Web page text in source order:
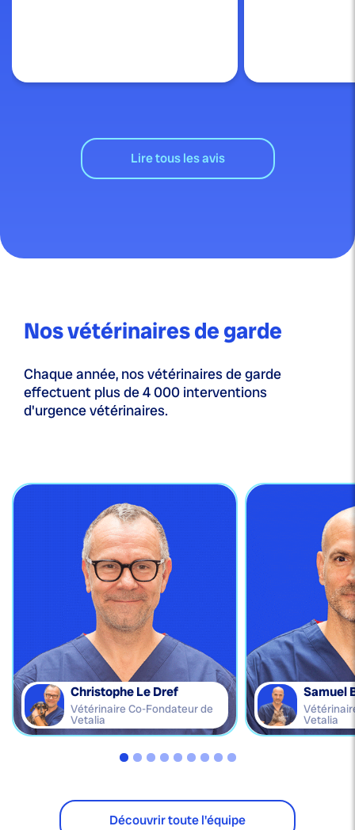
Lire tous les avis
Nos vétérinaires de garde
Chaque année, nos vétérinaires de garde
effectuent plus de 4 000 interventions
d'urgence vétérinaires.
Christophe Le Dref
Vétérinaire Co-Fondateur de
Vetalia
Samuel
Vetalia
Découvrir toute l'équipe